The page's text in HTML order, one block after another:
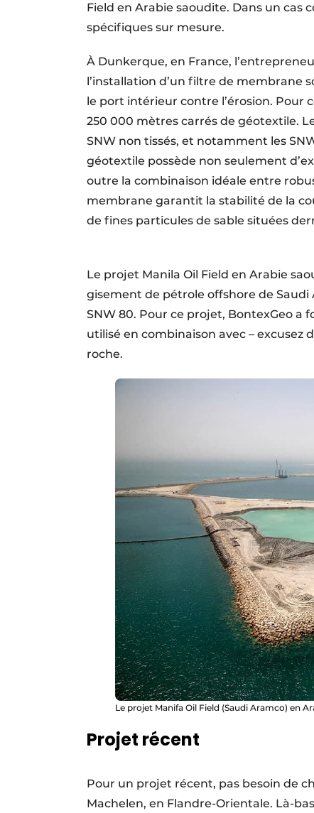
Field en Arabie saoudite. Dans un cas
spécifiques sur mesure.
À Dunkerque, en France,
l’installation d’un filtre de membrane
le port intérieur contre l’érosion. Pour
250 000 mètres carrés de géotextile.
SNW non tissés, et notamment les
géotextile possède non seulement
outre la combinaison idéale entre
membrane garantit la stabilité de la
de fines particules de sable situées
Le projet Manila Oil Field en Arabie
gisement de pétrole offshore de
SNW 80. Pour ce projet, BontexGeo a
utilisé en combinaison avec – excusez
roche.
Le projet Manifa Oil Field (Saudi Aramco) en
Projet récent
Pour un projet récent, pas besoin de
Machelen, en Flandre-Orientale. Là-